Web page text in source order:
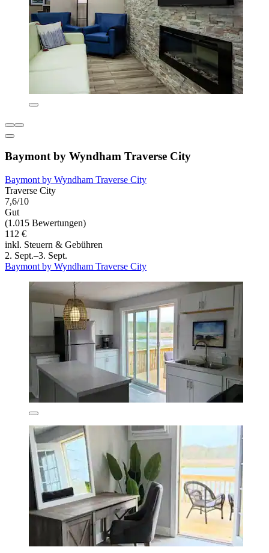
Baymont by Wyndham Traverse City
Baymont by Wyndham Traverse City
Traverse City
7,6/10
Gut
(1.015 Bewertungen)
112 €
inkl. Steuern & Gebühren
2. Sept.–3. Sept.
Baymont by Wyndham Traverse City